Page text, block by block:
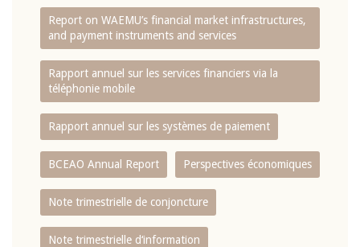
Report on WAEMU’s financial market infrastructures,
and payment instruments and services
Rapport annuel sur les services financiers via la
téléphonie mobile
Rapport annuel sur les systèmes de paiement
BCEAO Annual Report Perspectives économiques
Note trimestrielle de conjoncture
Note trimestrielle d‘information